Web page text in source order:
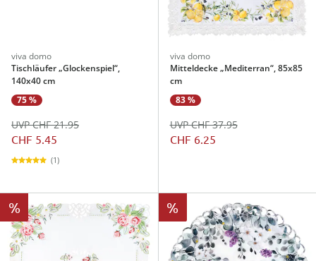
viva domo
Tischläufer „Glockenspiel“,
140x40 cm
75 %
CHF 5.45
UVP CHF 21.95
(1)
viva domo
Mitteldecke „Mediterran“, 85x85
cm
83 %
CHF 6.25
UVP CHF 37.95
% %